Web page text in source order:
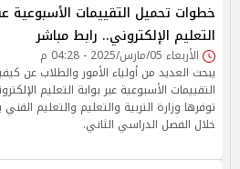
خطوات تحميل التقييمات الأسبوعية
التعليم الإلكتروني.. رابط مباشر
الأربعاء 05/مارس/2025 - 04:28 م
يبحث العديد من أولياء الأمور والطلاب عن
التقييمات الأسبوعية عبر بوابة التعليم
توفرها وزارة التربية والتعليم والتعليم
خلال الفصل الدراسي الثاني.